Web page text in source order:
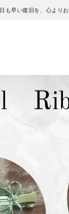
早い復旧を、心よりお